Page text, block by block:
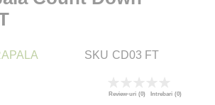
SKU CD03 FT
0
% of100
Review-uri (0) Intrebari (0)